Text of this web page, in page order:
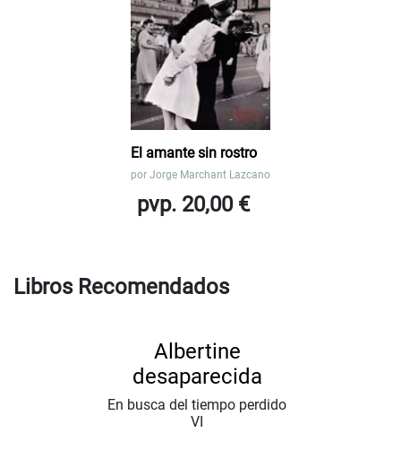
El amante sin rostro
por Jorge Marchant Lazcano
pvp. 20,00 €
Libros Recomendados
Albertine
desaparecida
En busca del tiempo perdido
VI